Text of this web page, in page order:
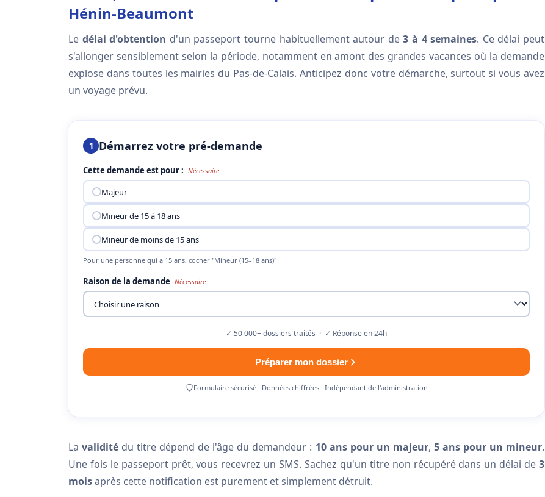
Hénin-Beaumont
Le délai d'obtention d'un passeport tourne habituellement autour de3 à 4 semaines. Ce délai peut
s'allonger sensiblement selon la période, notamment en amont des grandes vacances où la demande
explose dans toutes les mairies du Pas-de-Calais. Anticipez donc votre démarche, surtout si vous avez
un voyage prévu.
1 Démarrez votre pré-demande
Cette demande est pour : Nécessaire
Majeur
Mineur de 15 à 18 ans
Mineur de moins de 15 ans
Pour une personne qui a 15 ans, cocher "Mineur (15–18 ans)"
Raison de la demande Nécessaire
✓ 50 000+ dossiers traités · ✓ Réponse en 24h
Préparer mon dossier
Formulaire sécurisé · Données chiffrées · Indépendant de l'administration
Lavalidité du titre dépend de l'âge du demandeur : 10 ans pour un majeur, 5 ans pour un mineur.
Une fois le passeport prêt, vous recevrez un SMS. Sachez qu'un titre non récupéré dans un délai de 3
moisaprès cette notification est purement et simplement détruit.